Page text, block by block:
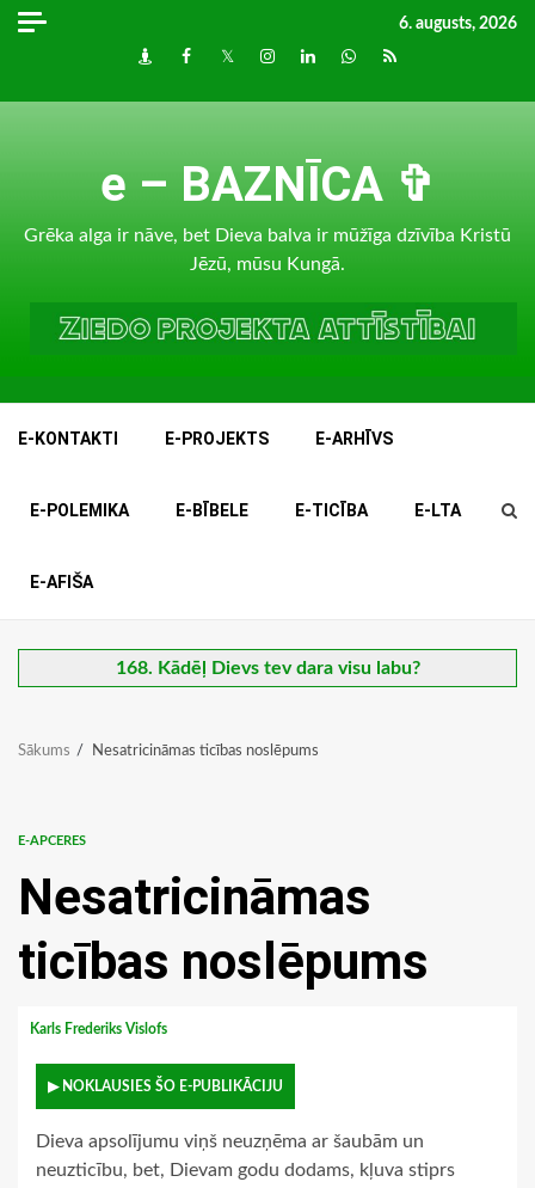
Skip
6. augusts, 2026
DraugiemFacebook
TwitterInstagram
LinkedInwhatsapp
RSS
e – BAZNĪCA ✞
Grēka alga ir nāve, bet Dieva balva ir mūžīga dzīvība Kristū
Jēzū, mūsu Kungā.
E-KONTAKTI E-PROJEKTS E-ARHĪVS
E-POLEMIKA E-BĪBELE E-TICĪBA E-LTA
E-AFIŠA
168. Kādēļ Dievs tev dara visu labu?
Sākums Nesatricināmas ticības noslēpums
E-APCERES
Nesatricināmas
ticības noslēpums
Karls Frederiks Vislofs
▶ NOKLAUSIES ŠO E-PUBLIKĀCIJU
Dieva apsolījumu viņš neuzņēma ar šaubām un
neuzticību, bet, Dievam godu dodams, kļuva stiprs